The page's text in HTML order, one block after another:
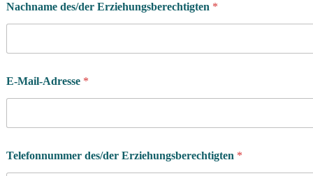
Nachname des/der Erziehungsberechtigten *
E-Mail-Adresse *
Telefonnummer des/der Erziehungsberechtigten *